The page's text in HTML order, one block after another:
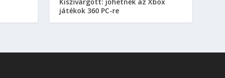
játékok 360 PC-re